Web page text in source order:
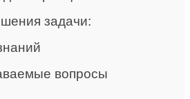
задачи:
вопросы